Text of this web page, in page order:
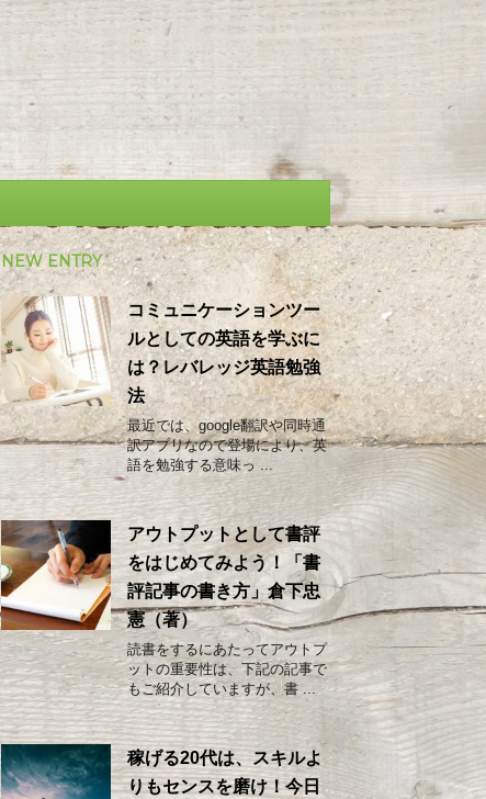
NEW ENTRY
コミュニケーションツー
ルとしての英語を学ぶに
は？レバレッジ英語勉強
法
最近では、google翻訳や同時通
訳アプリなので登場により、英
語を勉強する意味っ ...
アウトプットとして書評
をはじめてみよう！「書
評記事の書き方」倉下忠
憲（著）
読書をするにあたってアウトプ
ットの重要性は、下記の記事で
もご紹介していますが、書 ...
稼げる20代は、スキルよ
りもセンスを磨け！今日